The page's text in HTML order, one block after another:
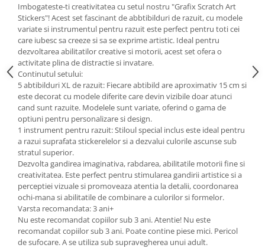
Imbogateste-ti creativitatea cu setul nostru "Grafix Scratch Art
Stickers"! Acest set fascinant de abbtibilduri de razuit, cu modele
variate si instrumentul pentru razuit este perfect pentru toti cei
care iubesc sa creeze si sa se exprime artistic. Ideal pentru
dezvoltarea abilitatilor creative si motorii, acest set ofera o
activitate plina de distractie si invatare.
Continutul setului:
5 abtibilduri XL de razuit: Fiecare abtibild are aproximativ 15 cm si
este decorat cu modele diferite care devin vizibile doar atunci
cand sunt razuite. Modelele sunt variate, oferind o gama de
optiuni pentru personalizare si design.
1 instrument pentru razuit: Stiloul special inclus este ideal pentru
a razui suprafata stickerelelor si a dezvalui culorile ascunse sub
stratul superior.
Dezvolta gandirea imaginativa, rabdarea, abilitatile motorii fine si
creativitatea. Este perfect pentru stimularea gandirii artistice si a
perceptiei vizuale si promoveaza atentia la detalii, coordonarea
ochi-mana si abilitatile de combinare a culorilor si formelor.
Varsta recomandata: 3 ani+
Nu este recomandat copiilor sub 3 ani. Atentie! Nu este
recomandat copiilor sub 3 ani. Poate contine piese mici. Pericol
de sufocare. A se utiliza sub supravegherea unui adult.